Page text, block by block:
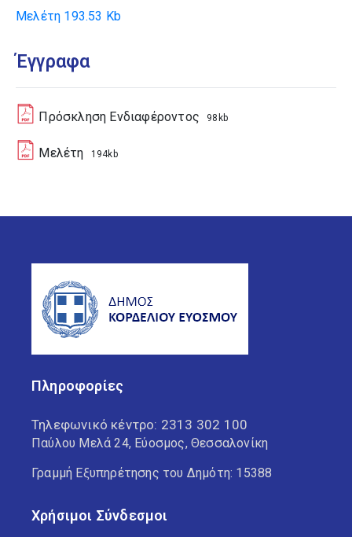
Μελέτη 193.53 Kb
Έγγραφα
Πρόσκληση Ενδιαφέροντος 98kb
Μελέτη 194kb
Πληροφορίες
Τηλεφωνικό κέντρο: 2313 302 100
Παύλου Μελά 24, Εύοσμος, Θεσσαλονίκη
Γραμμή Εξυπηρέτησης του Δημότη: 15388
Χρήσιμοι Σύνδεσμοι